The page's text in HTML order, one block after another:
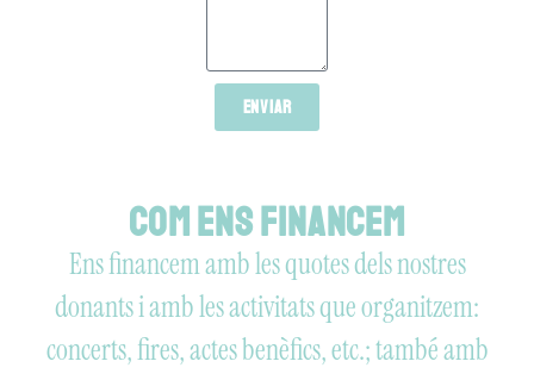
Enviar
Com ens financem
Ens financem amb les quotes dels nostres
donants i amb les activitats que organitzem:
concerts, fires, actes benèfics, etc.; també amb